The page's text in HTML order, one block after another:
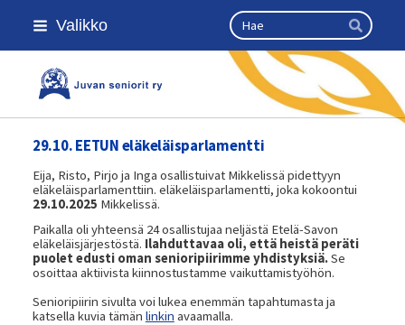
Siirry
sivun
Valikko Haku
Hae
Kansallinen senioriliitto
29.10. EETUN eläkeläisparlamentti
Eija, Risto, Pirjo ja Inga osallistuivat Mikkelissä pidettyyn
eläkeläisparlamenttiin. eläkeläisparlamentti, joka kokoontui
29.10.2025 Mikkelissä.
Paikalla oli yhteensä 24 osallistujaa neljästä Etelä-Savon
eläkeläisjärjestöstä. Ilahduttavaa oli, että heistä peräti
puolet edusti oman senioripiirimme yhdistyksiä.Se
osoittaa aktiivista kiinnostustamme vaikuttamistyöhön.
Senioripiirin sivulta voi lukea enemmän tapahtumasta ja
katsella kuvia tämän linkin avaamalla.